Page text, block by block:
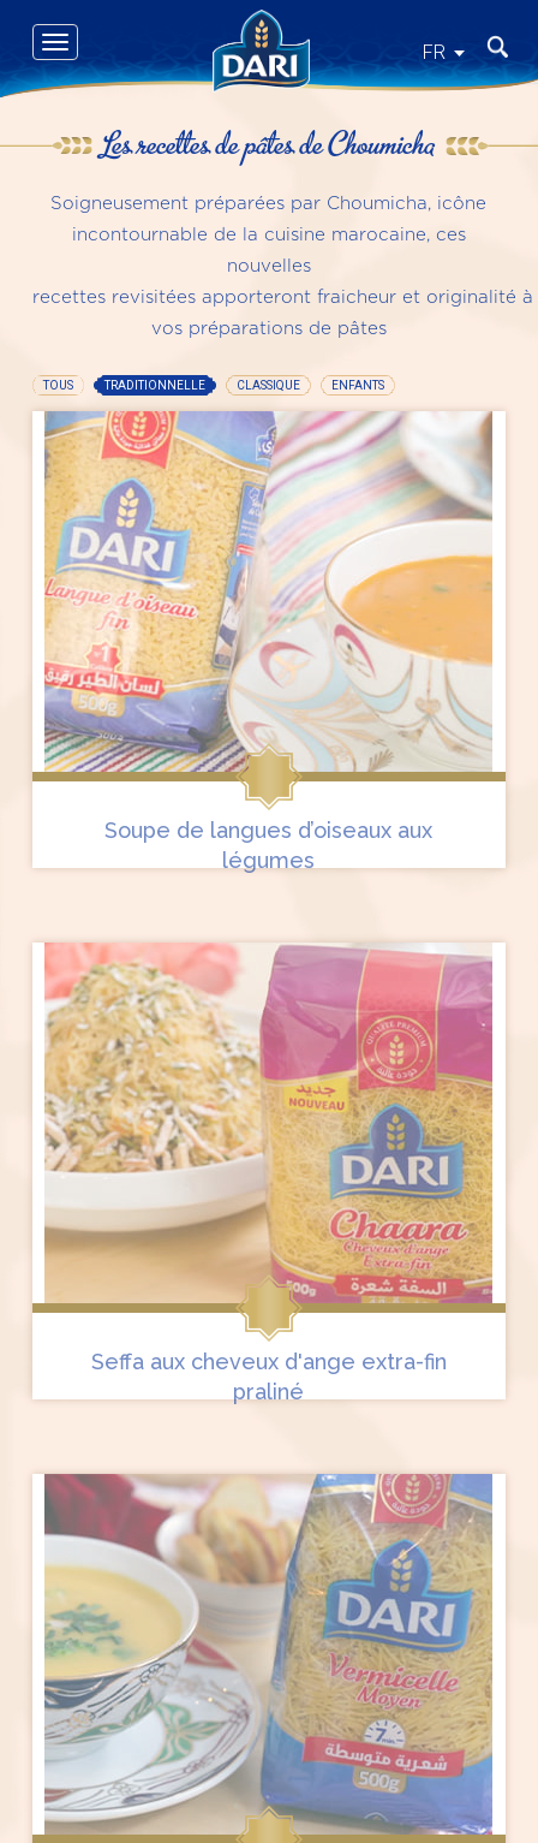
main
content
FR
Toggle
navigation
Les recettes de pâtes de Choumicha
Soigneusement préparées par Choumicha, icône
incontournable de la cuisine marocaine, ces
nouvelles
recettes revisitées apporteront fraicheur et originalité à
vos préparations de pâtes
TOUS TRADITIONNELLE(ACTIVE TAB)
CLASSIQUE ENFANTS
Soupe de langues d’oiseaux aux
légumes
Seffa aux cheveux d'ange extra-fin
praliné